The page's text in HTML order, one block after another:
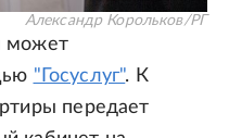
Александр Корольков/РГ
может
"Госуслуг". К
передает